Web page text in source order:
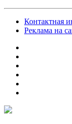
Контактная
Реклама на